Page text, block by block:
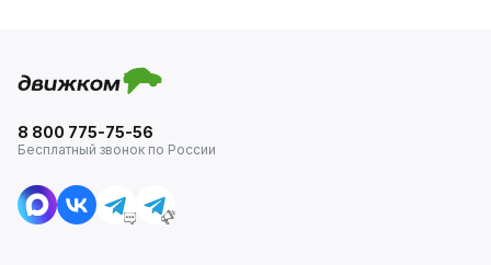
8 800 775-75-56
Бесплатный звонок по России